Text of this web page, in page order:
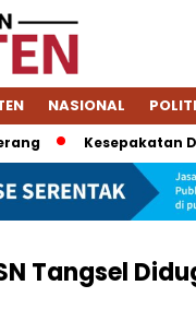
NASIONAL
Kesepakatan
Tangsel